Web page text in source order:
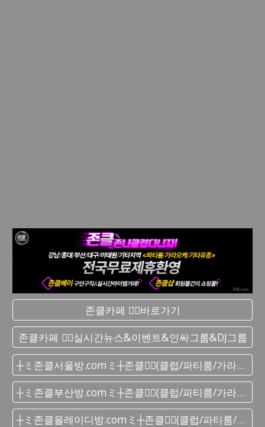
존클카페 ❤️‍🔥바로가기
존클카페 ❤️‍🔥실시간 뉴스&이벤트&인싸그룹&DJ그룹
┼ミ존클서울방.comミ┼존클❤️‍🔥(클럽/파티룸/가라오케) - 단톡방
┼ミ존클부산방.comミ┼존클❤️‍🔥(클럽/파티룸/가라오케) - 단톡방
┼ミ존클올레이디방.comミ┼존클❤️‍🔥(클럽/파티룸/가라오케) - 단톡방